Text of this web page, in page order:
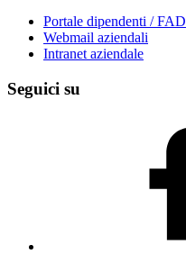
Portale dipendenti / FAD
Webmail aziendali
Intranet aziendale
Seguici su